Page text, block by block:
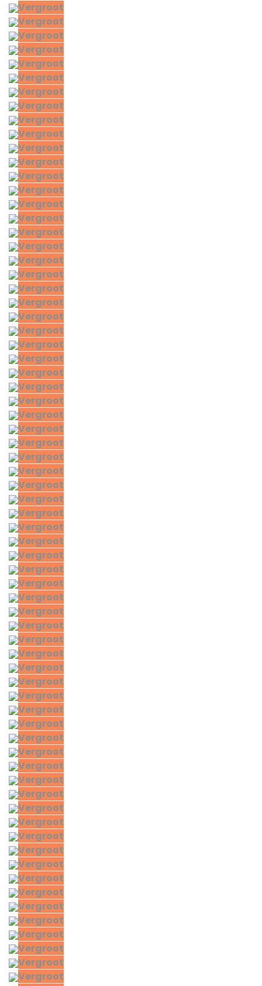
Vergroot
Vergroot
Vergroot
Vergroot
Vergroot
Vergroot
Vergroot
Vergroot
Vergroot
Vergroot
Vergroot
Vergroot
Vergroot
Vergroot
Vergroot
Vergroot
Vergroot
Vergroot
Vergroot
Vergroot
Vergroot
Vergroot
Vergroot
Vergroot
Vergroot
Vergroot
Vergroot
Vergroot
Vergroot
Vergroot
Vergroot
Vergroot
Vergroot
Vergroot
Vergroot
Vergroot
Vergroot
Vergroot
Vergroot
Vergroot
Vergroot
Vergroot
Vergroot
Vergroot
Vergroot
Vergroot
Vergroot
Vergroot
Vergroot
Vergroot
Vergroot
Vergroot
Vergroot
Vergroot
Vergroot
Vergroot
Vergroot
Vergroot
Vergroot
Vergroot
Vergroot
Vergroot
Vergroot
Vergroot
Vergroot
Vergroot
Vergroot
Vergroot
Vergroot
Vergroot